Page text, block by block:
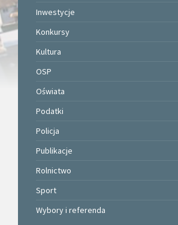
Inwestycje
Konkursy
Kultura
OSP
Oświata
Podatki
Policja
Publikacje
Rolnictwo
Sport
Wybory i referenda